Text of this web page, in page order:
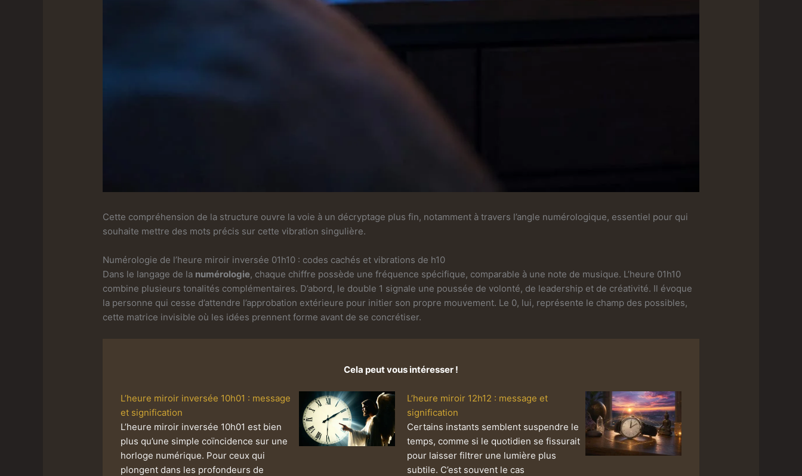
Cette compréhension de la structure ouvre la voie à un décryptage plus fin, notamment à travers l’angle numérologique, essentiel pour qui
souhaite mettre des mots précis sur cette vibration singulière.
Numérologie de l’heure miroir inversée 01h10 : codes cachés et vibrations de h10
Dans le langage de la numérologie, chaque chiffre possède une fréquence spécifique, comparable à une note de musique. L’heure 01h10
combine plusieurs tonalités complémentaires. D’abord, le double 1 signale une poussée de volonté, de leadership et de créativité. Il évoque
la personne qui cesse d’attendre l’approbation extérieure pour initier son propre mouvement. Le 0, lui, représente le champ des possibles,
cette matrice invisible où les idées prennent forme avant de se concrétiser.
Cela peut vous intéresser !
L’heure miroir inversée 10h01 : message
et signification
L’heure miroir inversée 10h01 est bien
plus qu’une simple coïncidence sur une
horloge numérique. Pour ceux qui
plongent dans les profondeurs de
L’heure miroir 12h12 : message et
signification
Certains instants semblent suspendre le
temps, comme si le quotidien se fissurait
pour laisser filtrer une lumière plus
subtile. C’est souvent le cas